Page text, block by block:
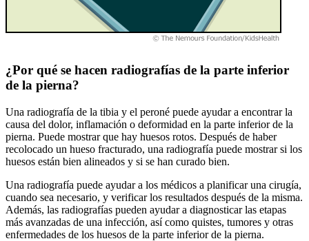
¿Por qué se hacen radiografías de la parte inferior
de la pierna?
Una radiografía de la tibia y el peroné puede ayudar a encontrar la
causa del dolor, inflamación o deformidad en la parte inferior de la
pierna. Puede mostrar que hay huesos rotos. Después de haber
recolocado un hueso fracturado, una radiografía puede mostrar si los
huesos están bien alineados y si se han curado bien.
Una radiografía puede ayudar a los médicos a planificar una cirugía,
cuando sea necesario, y verificar los resultados después de la misma.
Además, las radiografías pueden ayudar a diagnosticar las etapas
más avanzadas de una infección, así como quistes, tumores y otras
enfermedades de los huesos de la parte inferior de la pierna.